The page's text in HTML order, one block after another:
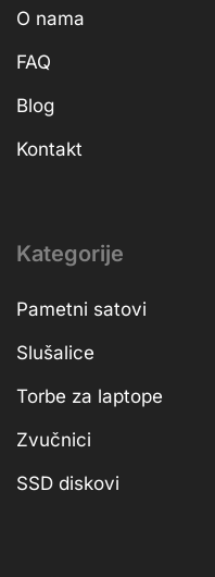
O nama
FAQ
Blog
Kontakt
Kategorije
Pametni satovi
Slušalice
Torbe za laptope
Zvučnici
SSD diskovi